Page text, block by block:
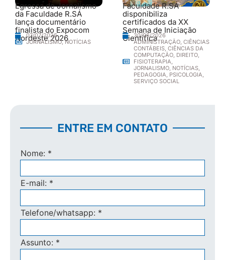
Egressa de Jornalismo
da Faculdade R.SÁ
lança documentário
finalista do Expocom
Nordeste 2026
07/07/2026
JORNALISMO,NOTÍCIAS
Faculdade R.SÁ
disponibiliza
certificados da XX
Semana de Iniciação
Científica
30/06/2026
ADMINISTRAÇÃO CIÊNCIAS
CONTÁBEIS CIÊNCIAS DA
COMPUTAÇÃO DIREITO
FISIOTERAPIA
JORNALISMO NOTÍCIAS
PEDAGOGIA PSICOLOGIA
SERVIÇO SOCIAL
ENTRE EM CONTATO
Nome: *
E-mail: *
Telefone/whatsapp: *
Assunto: *